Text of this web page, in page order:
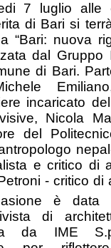
7 luglio alle
di Bari si
“Bari: nuova
dal
di Bari.
incaricato
Nicola
del
e critico di
- critico di
è data
di
da IME